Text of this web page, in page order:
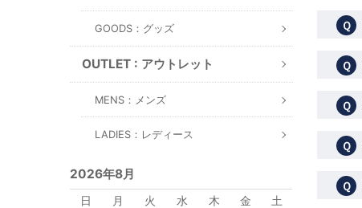
GOODS：グッズ
OUTLET : アウトレット
MENS：メンズ
LADIES：レディース
2026年8月
日 月 火 水 木 金
土
Ｑ
Ｑ
Ｑ
Ｑ
Ｑ